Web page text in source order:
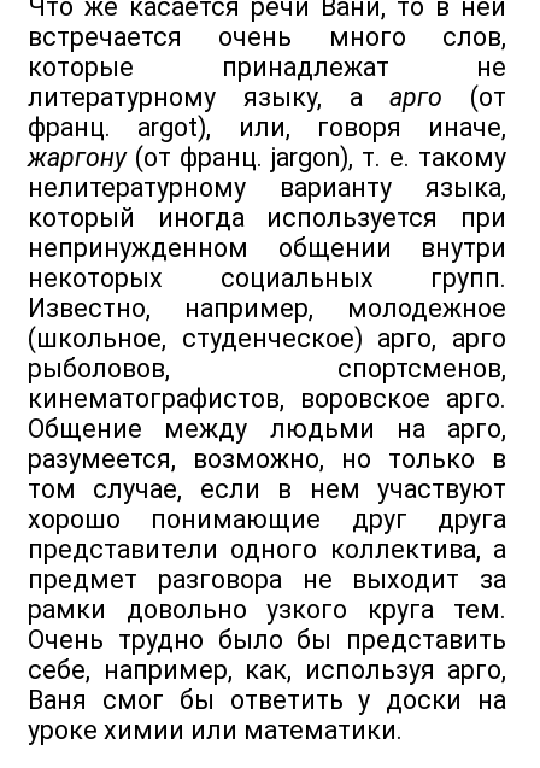
Что же касается речи Вани, то в ней
встречается очень много слов,
которые принадлежат не
литературному языку, а арго (от
франц. argot), или, говоря иначе,
жаргону(от франц. jargon), т. е. такому
нелитературному варианту языка,
который иногда используется при
непринужденном общении внутри
некоторых социальных групп.
Известно, например, молодежное
(школьное, студенческое) арго, арго
рыболовов, спортсменов,
кинематографистов, воровское арго.
Общение между людьми на арго,
разумеется, возможно, но только в
том случае, если в нем участвуют
хорошо понимающие друг друга
представители одного коллектива, а
предмет разговора не выходит за
рамки довольно узкого круга тем.
Очень трудно было бы представить
себе, например, как, используя арго,
Ваня смог бы ответить у доски на
уроке химии или математики.